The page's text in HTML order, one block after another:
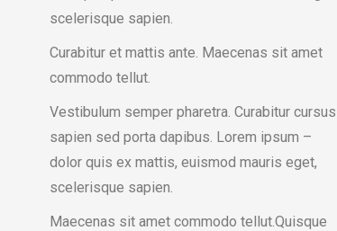
scelerisque sapien.
Curabitur et mattis ante. Maecenas sit amet
commodo tellut.
Vestibulum semper pharetra. Curabitur cursus
sapien sed porta dapibus. Lorem ipsum –
dolor quis ex mattis, euismod mauris eget,
scelerisque sapien.
Maecenas sit amet commodo tellut.Quisque